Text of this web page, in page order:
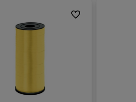
Do ulubionych